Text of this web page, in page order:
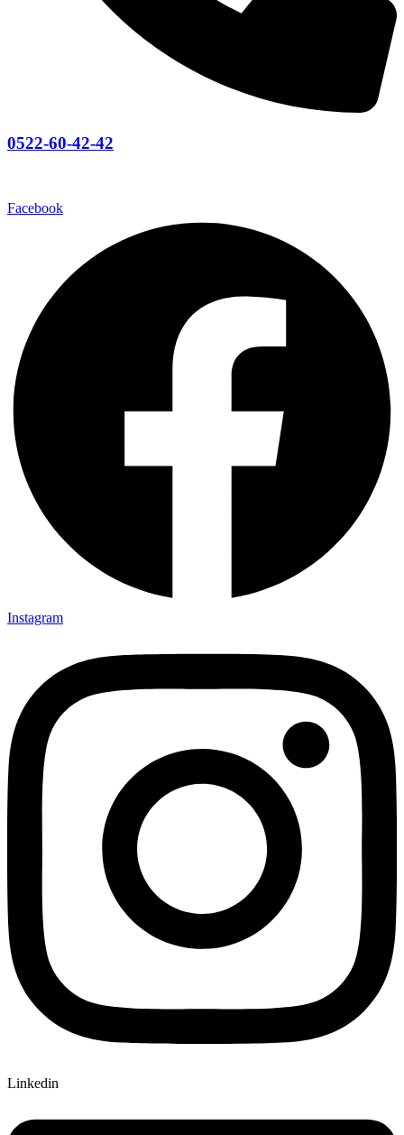
0522-60-42-42
Facebook
Instagram
Linkedin